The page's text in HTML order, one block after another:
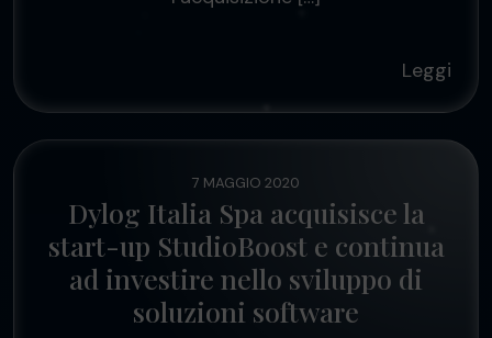
Leggi
7 MAGGIO 2020
Dylog Italia Spa acquisisce la
start-up StudioBoost e continua
ad investire nello sviluppo di
soluzioni software